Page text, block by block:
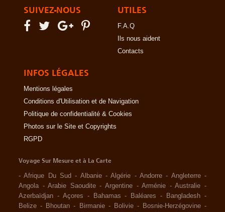
SUIVEZ-NOUS UTILES
F.A.Q
Ils nous aident
Contacts
INFOS LÉGALES
Mentions légales
Conditions d'Utilisation et de Navigation
Politique de confidentialité & Cookies
Photos sur le Site et Copyrights
RGPD
Voyage Sur Mesure et à La Carte
-Afrique Du Sud - Albanie -Algérie -Andorre - Angleterre -
Angola -Arabie Saoudite -Argentine -Arménie -Australie -
Azerbaïdjan - Açores - Bahamas - Baléares - Bangladesh -
Belize - Bhoutan - Birmanie - Bolivie - Bosnie-Herzégovine -